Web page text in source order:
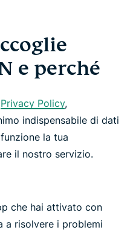
e perché
Privacy Policy,
indispensabile di dati
la tua
il nostro servizio.
che hai attivato con
a risolvere i problemi